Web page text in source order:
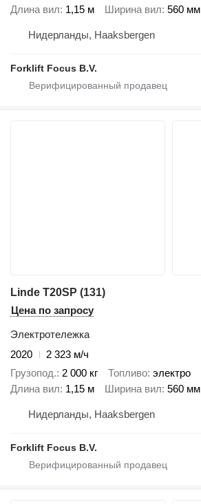
Длина вил 1,15 м Ширина вил 560 мм
Нидерланды, Haaksbergen
Forklift Focus B.V.
Linde T20SP (131)
Цена по запросу
Электротележка
2020
2 323 м/ч
Грузопод. 2 000 кг Топливо электро
Длина вил 1,15 м Ширина вил 560 мм
Нидерланды, Haaksbergen
Forklift Focus B.V.